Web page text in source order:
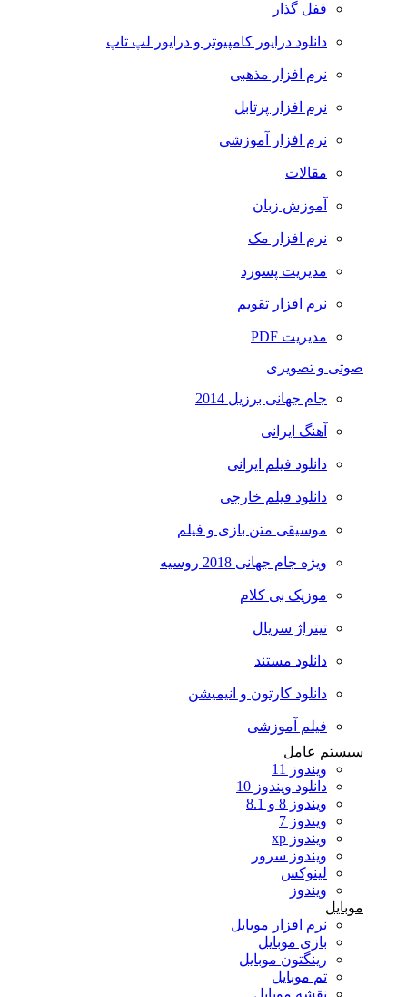
قفل گذار
دانلود درایور کامپیوتر و درایور لپ تاپ
نرم افزار مذهبی
نرم افزار پرتابل
نرم افزار آموزشی
مقالات
آموزش زبان
نرم افزار مک
مدیریت پسورد
نرم افزار تقویم
مدیریت PDF
صوتی و تصویری
جام جهانی برزیل 2014
آهنگ ایرانی
دانلود فیلم ایرانی
دانلود فیلم خارجی
موسیقی متن بازی و فیلم
ویژه جام جهانی 2018 روسیه
موزیک بی کلام
تیتراژ سریال
دانلود مستند
دانلود کارتون و انیمیشن
فیلم آموزشی
سیستم عامل
ویندوز 11
دانلود ویندوز 10
ویندوز 8 و 8.1
ویندوز 7
ویندوز xp
ویندوز سرور
لینوکس
ویندوز
نرم افزار موبایل
بازی موبایل
رینگتون موبایل
تم موبایل
نقشه موبایل